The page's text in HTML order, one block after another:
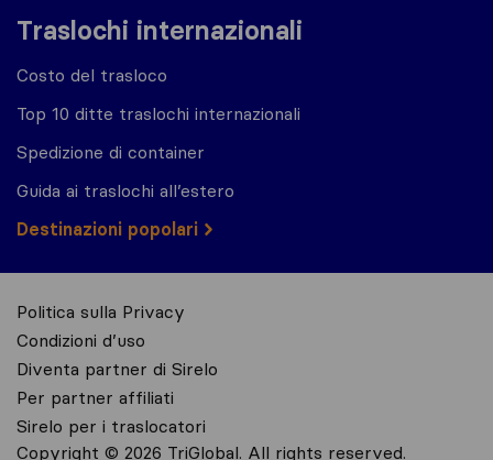
Traslochi internazionali
Costo del trasloco
Top 10 ditte traslochi internazionali
Spedizione di container
Guida ai traslochi all’estero
Destinazioni popolari
Politica sulla Privacy
Condizioni d’uso
Diventa partner di Sirelo
Per partner affiliati
Sirelo per i traslocatori
Copyright © 2026 TriGlobal. All rights reserved.